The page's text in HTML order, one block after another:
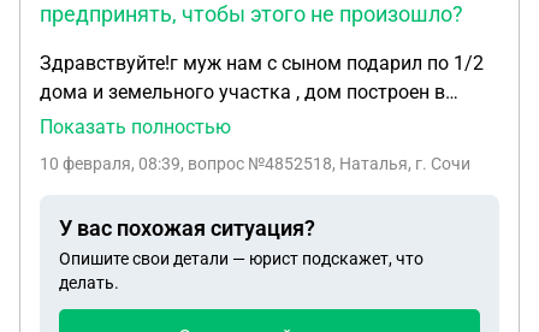
предпринять, чтобы этого не произошло?
Здравствуйте!г муж нам с сыном подарил по 1/2
дома и земельного участка , дом построен в
2011г и оформлен по дачной амнистии ,
подала иск о признании дома самовольной
и дом превышает коэффициент застройки . Дом
площадью 359м2 изначально оформлялся по
этим размерам , не увеличивался , высота 11.4 ,
Показать полностью
10 февраля, 08:39, вопрос №4852518, Наталья, г. Сочи
У вас похожая ситуация?
Опишите свои детали — юрист подскажет, что
делать.